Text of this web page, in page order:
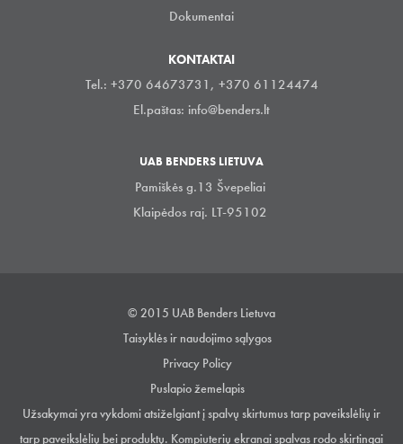
Dokumentai
KONTAKTAI
Tel.: +370 64673731, +370 61124474
El.paštas: info@benders.lt
UAB BENDERS LIETUVA
Pamiškės g.13 Švepeliai
Klaipėdos raj. LT-95102
© 2015 UAB Benders Lietuva
Taisyklės ir naudojimo sąlygos
Privacy Policy
Puslapio žemelapis
Užsakymai yra vykdomi atsiželgiant į spalvų skirtumus tarp paveikslėlių ir
tarp paveikslėlių bei produktų. Kompiuterių ekranai spalvas rodo skirtingai